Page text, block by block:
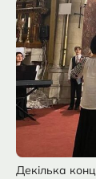
Декілька